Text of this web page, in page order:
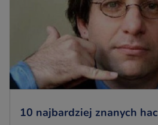
10 najbardziej znanych